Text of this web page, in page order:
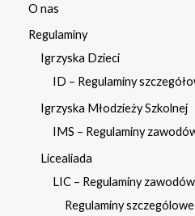
O nas
Regulaminy
Igrzyska Dzieci
ID – Regulaminy
Igrzyska Młodzieży Szkolnej
IMS – Regulaminy
Licealiada
LIC – Regulaminy
Regulaminy